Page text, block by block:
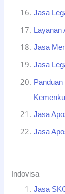
Jasa
Layanan
Jasa
Jasa
Jasa
Jasa
Indovisa
Jasa